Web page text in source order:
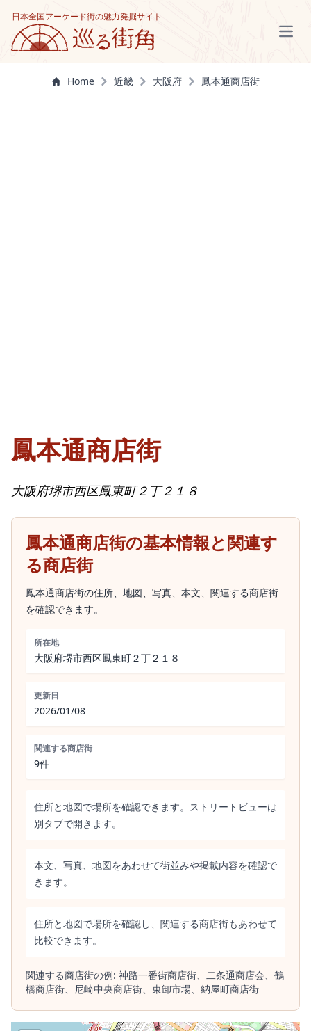
日本全国アーケード街の魅力発掘サイト
Home 近畿 大阪府 鳳本通商店街
鳳本通商店街
大阪府堺市西区鳳東町２丁２１８
鳳本通商店街の基本情報と関連す
る商店街
鳳本通商店街の住所、地図、写真、本文、関連する商店街
を確認できます。
所在地
大阪府堺市西区鳳東町２丁２１８
更新日
2026/01/08
関連する商店街
9件
住所と地図で場所を確認できます。ストリートビューは
別タブで開きます。
本文、写真、地図をあわせて街並みや掲載内容を確認で
きます。
住所と地図で場所を確認し、関連する商店街もあわせて
比較できます。
関連する商店街の例: 神路一番街商店街、 二条通商店会、 鶴
橋商店街、 尼崎中央商店街、 東卸市場、 納屋町商店街